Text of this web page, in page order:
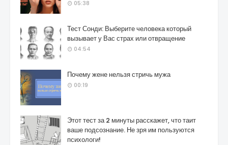
05:38
Тест Сонди: Выберите человека который
вызывает у Вас страх или отвращение
04:54
Почему жене нельзя стричь мужа
00:19
Этот тест за 2 минуты расскажет, что таит
ваше подсознание. Не зря им пользуются
психологи!